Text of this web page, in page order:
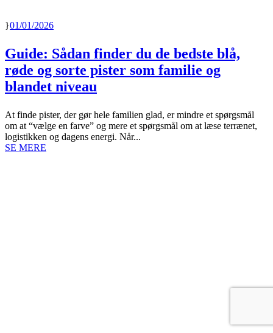
01/01/2026
Guide: Sådan finder du de bedste blå,
røde og sorte pister som familie og
blandet niveau
At finde pister, der gør hele familien glad, er mindre et spørgsmål
om at “vælge en farve” og mere et spørgsmål om at læse terrænet,
logistikken og dagens energi. Når...
SE MERE